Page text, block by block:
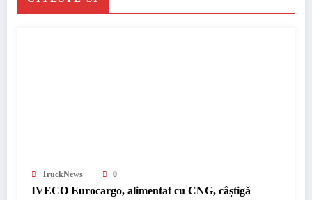
TruckNews 0
IVECO Eurocargo, alimentat cu CNG, câștigă